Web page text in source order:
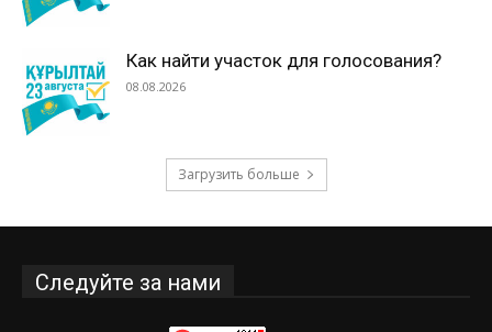
Как найти участок для голосования?
08.08.2026
Загрузить больше
Следуйте за нами